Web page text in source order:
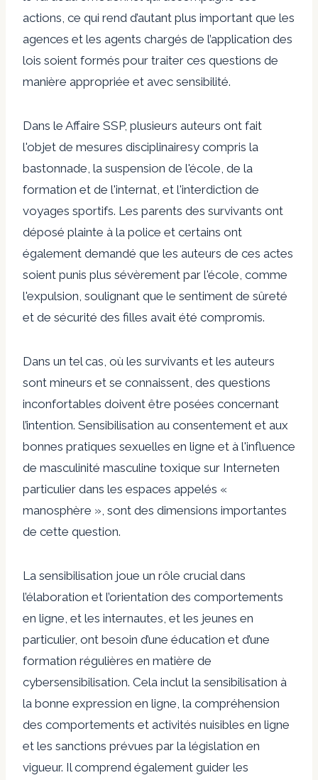
actions, ce qui rend d’autant plus important que les
agences et les agents chargés de l’application des
lois soient formés pour traiter ces questions de
manière appropriée et avec sensibilité.
Dans le Affaire SSP, plusieurs auteurs ont fait
l'objet de mesures disciplinairesy compris la
bastonnade, la suspension de l'école, de la
formation et de l'internat, et l'interdiction de
voyages sportifs. Les parents des survivants ont
déposé plainte à la police et certains ont
également demandé que les auteurs de ces actes
soient punis plus sévèrement par l'école, comme
l'expulsion, soulignant que le sentiment de sûreté
et de sécurité des filles avait été compromis.
Dans un tel cas, où les survivants et les auteurs
sont mineurs et se connaissent, des questions
inconfortables doivent être posées concernant
l’intention. Sensibilisation au consentement et aux
bonnes pratiques sexuelles en ligne et à l'influence
de masculinité masculine toxique sur Interneten
particulier dans les espaces appelés «
manosphère », sont des dimensions importantes
de cette question.
La sensibilisation joue un rôle crucial dans
l’élaboration et l’orientation des comportements
en ligne, et les internautes, et les jeunes en
particulier, ont besoin d’une éducation et d’une
formation régulières en matière de
cybersensibilisation. Cela inclut la sensibilisation à
la bonne expression en ligne, la compréhension
des comportements et activités nuisibles en ligne
et les sanctions prévues par la législation en
vigueur. Il comprend également guider les